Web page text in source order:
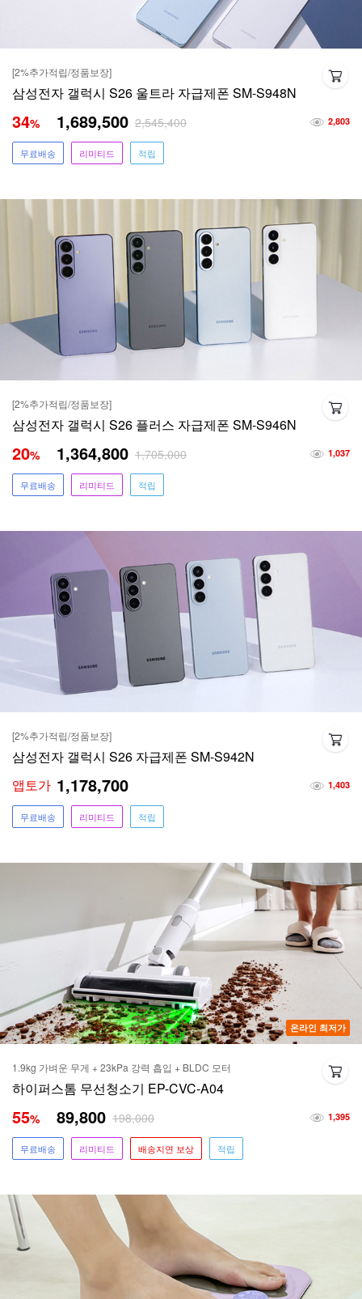
[2%추가적립/정품보장]
삼성전자 갤럭시 S26 울트라 자급제폰 SM-S948N
2,803
34% 1,689,500 2,545,400
무료배송 리미티드 적립
[2%추가적립/정품보장]
삼성전자 갤럭시 S26 플러스 자급제폰 SM-S946N
1,037
20% 1,364,800 1,705,000
무료배송 리미티드 적립
[2%추가적립/정품보장]
삼성전자 갤럭시 S26 자급제폰 SM-S942N
1,403
앱토가 1,178,700
무료배송 리미티드 적립
온라인 최저가
1.9kg 가벼운 무게 + 23kPa 강력 흡입 + BLDC 모터
하이퍼스톰 무선청소기 EP-CVC-A04
1,395
55% 89,800 198,000
무료배송 리미티드 배송지연 보상 적립